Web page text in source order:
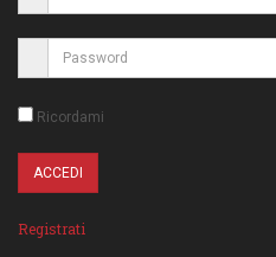
Ricordami
Registrati